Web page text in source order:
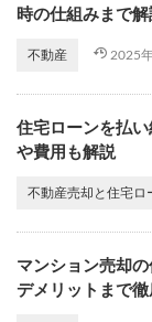
時の仕組みまで解
不動産 2025
住宅ローンを払
や費用も解説
不動産売却と住宅ロ
マンション売却
デメリットまで